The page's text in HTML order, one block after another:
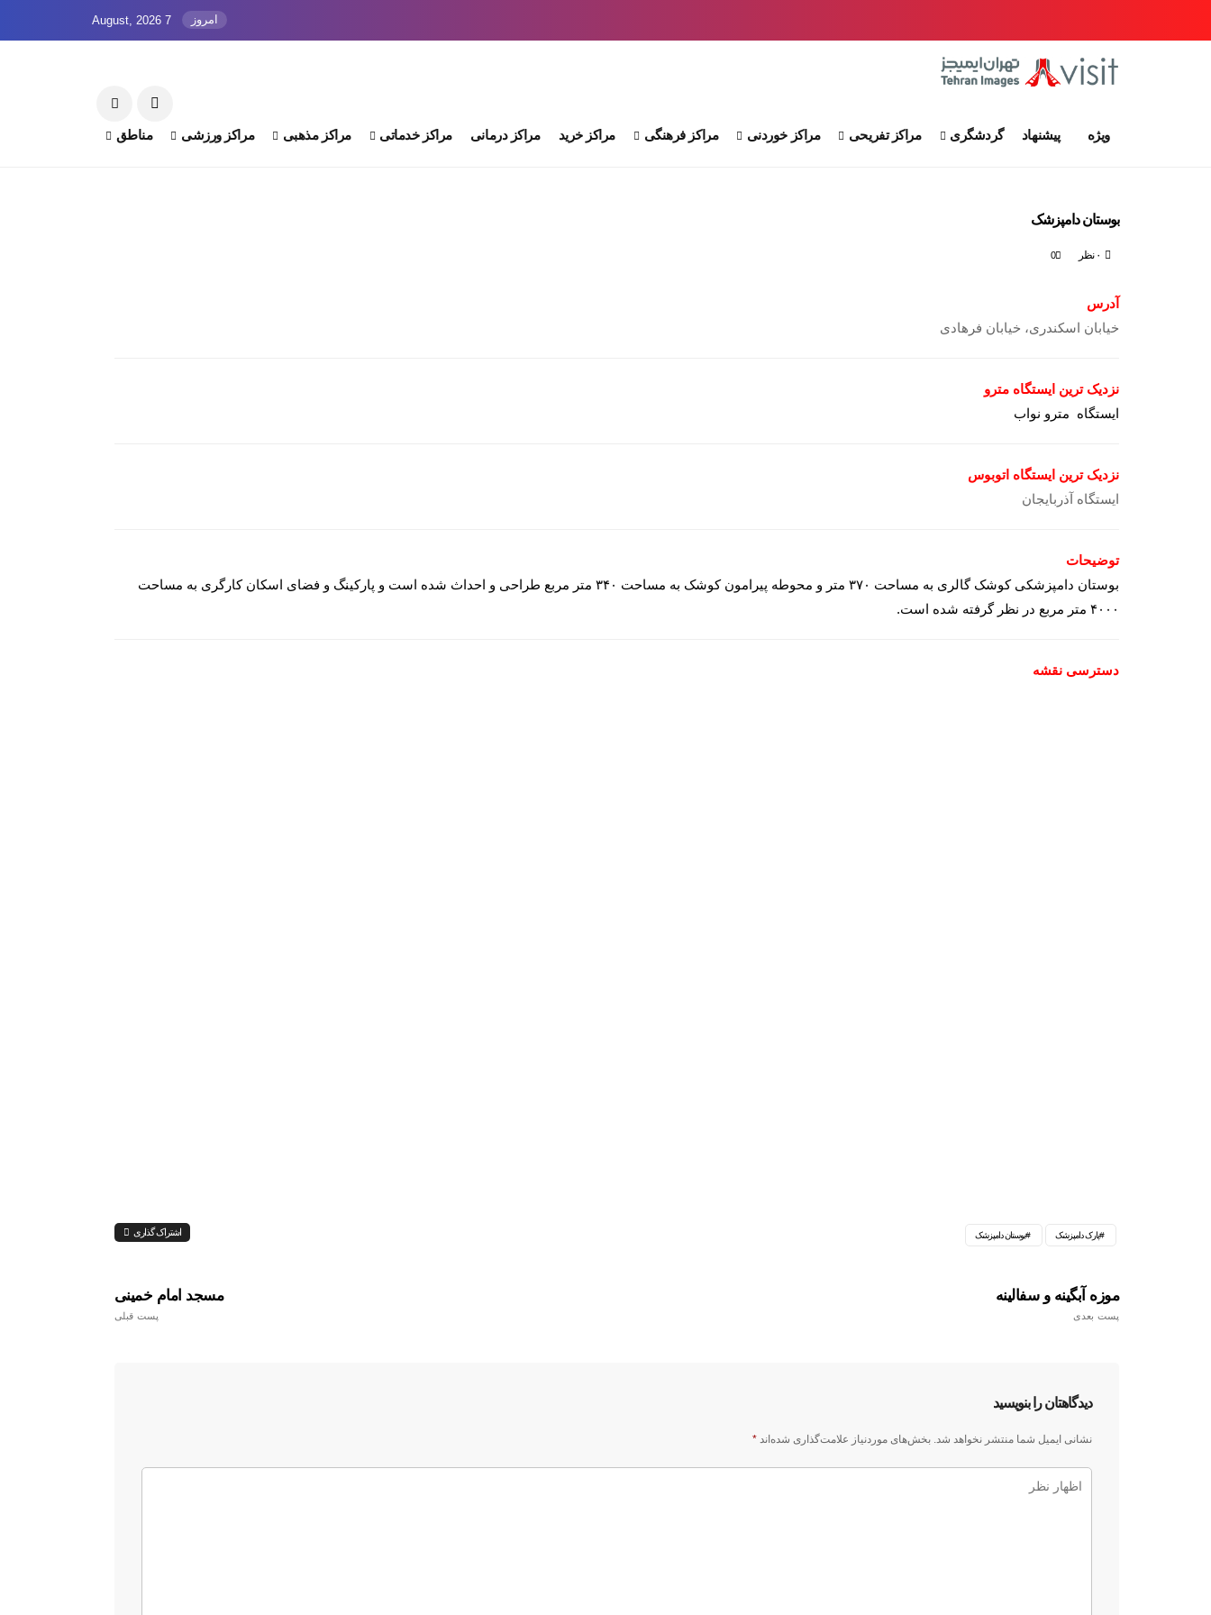
امروز 7 August, 2026
ویژه پیشنهاد گردشگری مراکز تفریحی مراکز خوردنی مراکز فرهنگی مراکز خرید مراکز درمانی مراکز خدماتی مراکز مذهبی مراکز ورزشی مناطق
بوستان دامپزشک
۰ نظر 0
آدرس
خیابان اسکندری، خیابان فرهادی
نزدیک ترین ایستگاه مترو
ایستگاه مترو نواب
نزدیک ترین ایستگاه اتوبوس
ایستگاه آذربایجان
توضیحات
بوستان دامپزشکی کوشک گالری به مساحت ۳۷۰ متر و محوطه پیرامون کوشک به مساحت ۳۴۰ متر مربع طراحی و احداث شده است و پارکینگ و فضای اسکان کارگری به مساحت
۴۰۰۰ متر مربع در نظر گرفته شده است.
دسترسی نقشه
بوستان دامپزشک پارک دامپزشک اشتراک گذاری
مسجد امام خمینی
پست قبلی
موزه آبگینه و سفالینه
پست بعدی
دیدگاهتان را بنویسید
نشانی ایمیل شما منتشر نخواهد شد. بخش‌های موردنیاز علامت‌گذاری شده‌اند *